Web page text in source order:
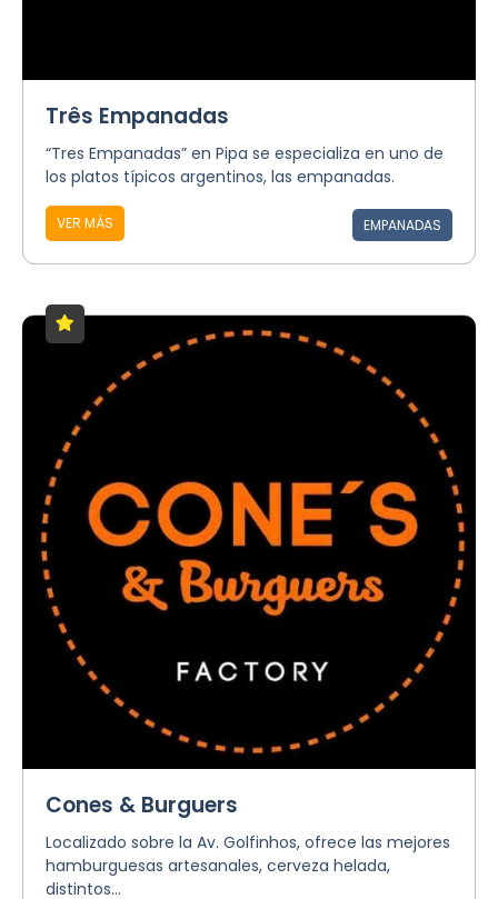
Três Empanadas
“Tres Empanadas” en Pipa se especializa en uno de
los platos típicos argentinos, las empanadas.
VER MÁS EMPANADAS
Cones & Burguers
Localizado sobre la Av. Golfinhos, ofrece las mejores
hamburguesas artesanales, cerveza helada,
distintos...